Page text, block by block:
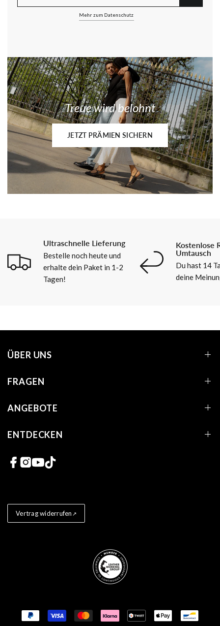
Mehr zum Datenschutz
Treue wird belohnt
JETZT PRÄMIEN SICHERN
Ultraschnelle Lieferung
Bestelle noch heute und
erhalte dein Paket in 1-2
Tagen!
Kostenlose
Umtausch
Du hast 14
deine
ÜBER UNS
FRAGEN
ANGEBOTE
ENTDECKEN
Links zu sozialen Netzwerken
Vertrag widerrufen
Zahlungsmethoden